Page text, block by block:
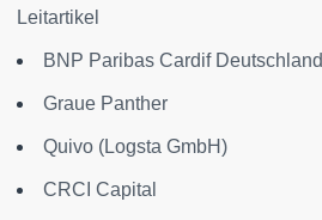
Leitartikel
BNP Paribas Cardif Deutschland
Graue Panther
Quivo (Logsta GmbH)
CRCI Capital